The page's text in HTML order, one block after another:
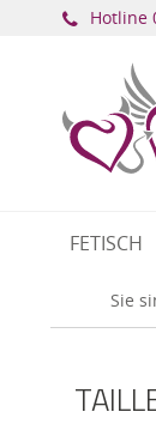
Hotline ​
FETISCH
Sie